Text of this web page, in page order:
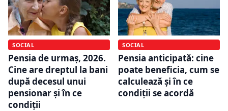
SOCIAL
Pensia de urmaș, 2026.
Cine are dreptul la bani
după decesul unui
pensionar și în ce
condiții
SOCIAL
Pensia anticipată: cine
poate beneficia, cum se
calculează și în ce
condiții se acordă